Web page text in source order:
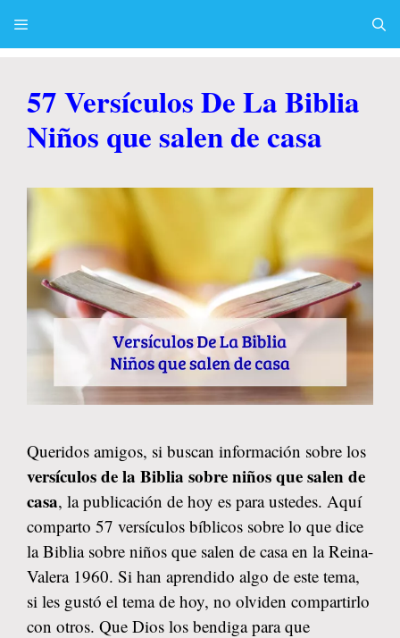
57 Versículos De La Biblia
Niños que salen de casa
Queridos amigos, si buscan información sobre los
versículos de la Biblia sobre niños que salen de
casa, la publicación de hoy es para ustedes. Aquí
comparto 57 versículos bíblicos sobre lo que dice
la Biblia sobre niños que salen de casa en la Reina-
Valera 1960. Si han aprendido algo de este tema,
si les gustó el tema de hoy, no olviden compartirlo
con otros. Que Dios los bendiga para que